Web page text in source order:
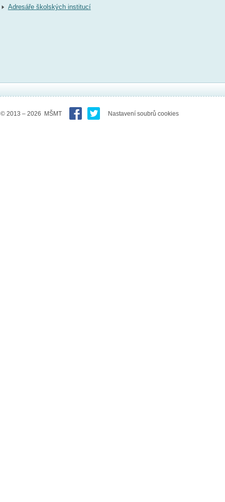
Adresáře školských institucí
© 2013 – 2026 MŠMT Nastavení soubrů cookies